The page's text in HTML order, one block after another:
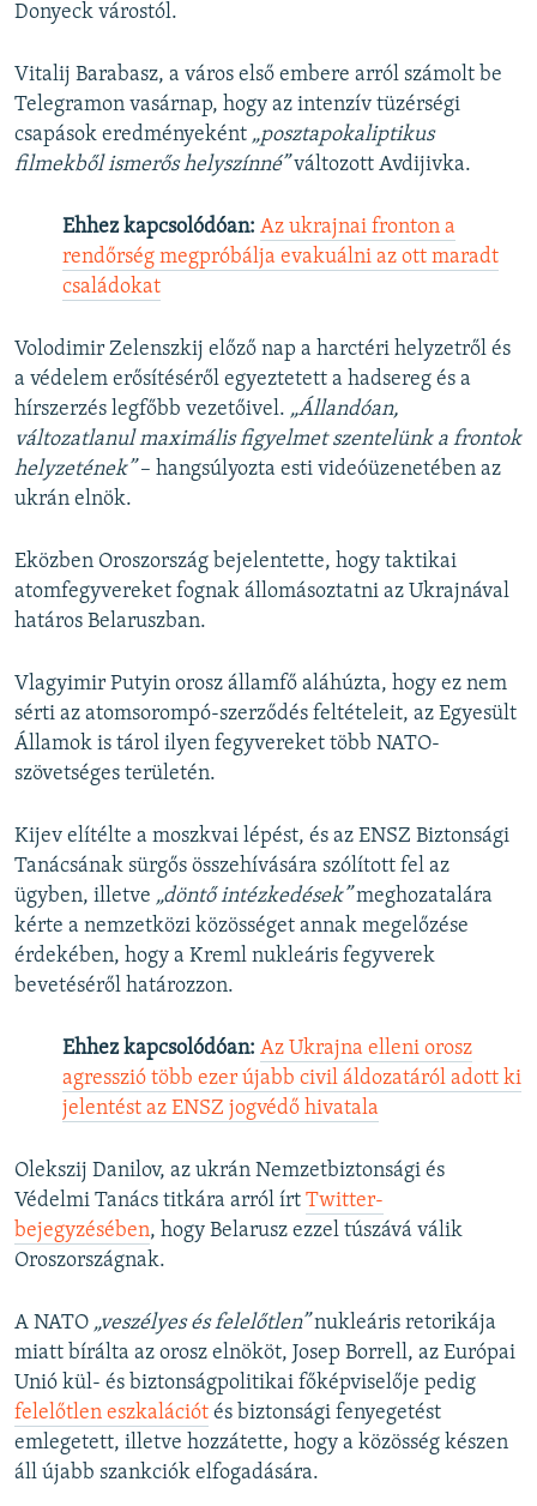
Donyeck várostól.
Vitalij Barabasz, a város első embere arról számolt be
Telegramon vasárnap, hogy az intenzív tüzérségi
csapások eredményeként „posztapokaliptikus
filmekből ismerős helyszínné”változott Avdijivka.
Ehhez kapcsolódóan: Az ukrajnai fronton a
rendőrség megpróbálja evakuálni az ott maradt
családokat
Volodimir Zelenszkij előző nap a harctéri helyzetről és
a védelem erősítéséről egyeztetett a hadsereg és a
hírszerzés legfőbb vezetőivel. „Állandóan,
változatlanul maximális figyelmet szentelünk a frontok
helyzetének”– hangsúlyozta esti videóüzenetében az
ukrán elnök.
Eközben Oroszország bejelentette, hogy taktikai
atomfegyvereket fognak állomásoztatni az Ukrajnával
határos Belaruszban.
Vlagyimir Putyin orosz államfő aláhúzta, hogy ez nem
sérti az atomsorompó-szerződés feltételeit, az Egyesült
Államok is tárol ilyen fegyvereket több NATO-
szövetséges területén.
Kijev elítélte a moszkvai lépést, és az ENSZ Biztonsági
Tanácsának sürgős összehívására szólított fel az
ügyben, illetve „döntő intézkedések”meghozatalára
kérte a nemzetközi közösséget annak megelőzése
érdekében, hogy a Kreml nukleáris fegyverek
bevetéséről határozzon.
Ehhez kapcsolódóan: Az Ukrajna elleni orosz
agresszió több ezer újabb civil áldozatáról adott ki
jelentést az ENSZ jogvédő hivatala
Olekszij Danilov, az ukrán Nemzetbiztonsági és
Védelmi Tanács titkára arról írt Twitter-
bejegyzésében, hogy Belarusz ezzel túszává válik
Oroszországnak.
A NATO „veszélyes és felelőtlen”nukleáris retorikája
miatt bírálta az orosz elnököt, Josep Borrell, az Európai
Unió kül- és biztonságpolitikai főképviselője pedig
felelőtlen eszkalációt és biztonsági fenyegetést
emlegetett, illetve hozzátette, hogy a közösség készen
áll újabb szankciók elfogadására.